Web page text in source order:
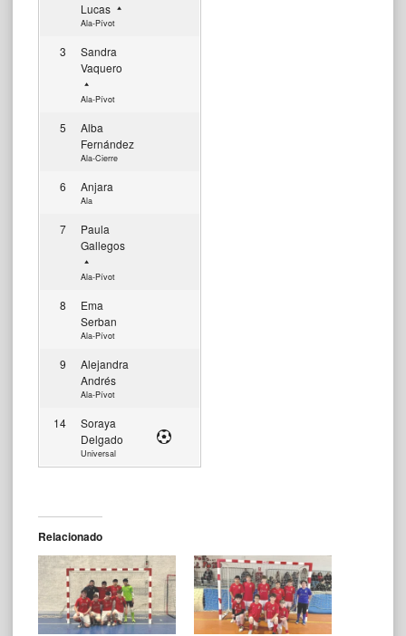
Lucas
Ala-Pívot
3
Sandra
Vaquero
Ala-Pívot
5
Alba
Fernández
Ala-Cierre
6 Anjara
Ala
7
Paula
Gallegos
Ala-Pívot
8
Ema
Serban
Ala-Pívot
9
Alejandra
Andrés
Ala-Pívot
14
Soraya
Delgado
Universal
Relacionado